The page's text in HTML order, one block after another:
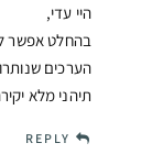
היי עדי,
בהחלט אפשר
הערכים
תיהני מלא
REPLY